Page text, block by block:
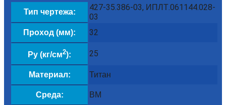
Тип чертежа:
427-35.386-03, ИПЛТ.061144.028-
03
Проход (мм): 32
Py (кг/см2): 25
Материал: Титан
Среда: ВМ